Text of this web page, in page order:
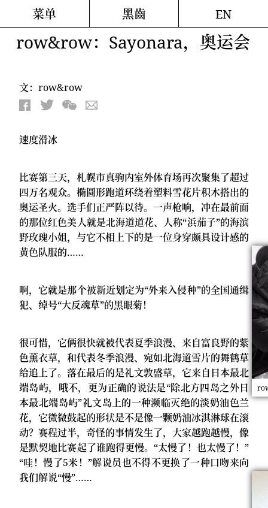
菜单 黑齒 EN
row&row：Sayonara，奥运会
文：row&row
速度滑冰
比赛第三天，札幌市真驹内室外体育场再次聚集了超过
四万名观众。椭圆形跑道环绕着塑料雪花片积木搭出的
奥运圣火。选手们正严阵以待。一声枪响，冲在最前面
的那位红色美人就是北海道道花、人称“浜茄子”的海滨
野玫瑰小姐，与它不相上下的是一位身穿颇具设计感的
黄色队服的……
啊，它就是那个被新近划定为“外来入侵种”的全国通缉
犯、绰号“⼤反魂草”的黑眼菊！
很可惜，它俩很快就被代表夏季浪漫、来自富良野的紫
色薰衣草，和代表冬季浪漫、宛如北海道雪片的舞鹤草
给追上了。落在最后的是礼文敦盛草，它来自日本最北
端岛屿，哦不，更为正确的说法是“除北方四岛之外日
本最北端岛屿”礼文岛上的一种濒临灭绝的淡奶油色兰
花，它微微鼓起的形状是不是像一颗奶油冰淇淋球在滚
动？赛程过半，奇怪的事情发生了，大家越跑越慢，像
是默契地比赛起了谁跑得更慢。“太慢了！也太慢了！”
“哇！慢了5米！”解说员也不得不更换了一种口吻来向
我们解说“慢”……